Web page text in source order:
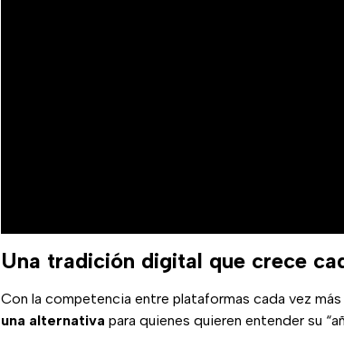
Una tradición digital que crece
Con la competencia entre plataformas cada vez
una alternativa para quienes quieren entender su